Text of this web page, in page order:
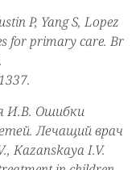
P, Yang S, Lopez
for primary care. Br
И.В. Ошибки
Лечащий врач
Kazanskaya I.V.